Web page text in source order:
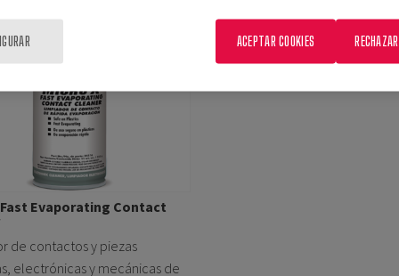
Evaporating Contact
de contactos y piezas
electrónicas y mecánicas de
ACEPTAR COOKIES